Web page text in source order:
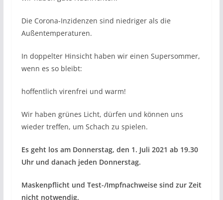
Die Corona-Inzidenzen sind niedriger als die
Außentemperaturen.
In doppelter Hinsicht haben wir einen Supersommer,
wenn es so bleibt:
hoffentlich virenfrei und warm!
Wir haben grünes Licht, dürfen und können uns
wieder treffen, um Schach zu spielen.
Es geht los am Donnerstag, den 1. Juli 2021 ab 19.30
Uhr und danach jeden Donnerstag.
Maskenpflicht und Test-/Impfnachweise sind zur Zeit
nicht notwendig.